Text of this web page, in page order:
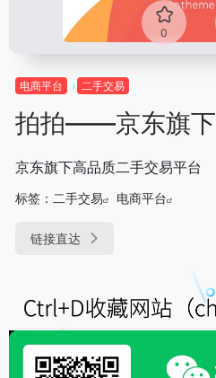
0
电商平台 二手交易
拍拍——京东旗下
京东旗下高品质二手交易平台
标签： 二手交易 电商平台
链接直达